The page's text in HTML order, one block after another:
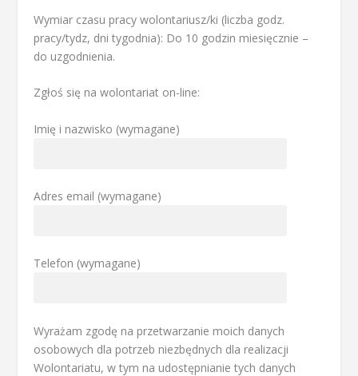
Wymiar czasu pracy wolontariusz/ki (liczba godz.
pracy/tydz, dni tygodnia): Do 10 godzin miesięcznie –
do uzgodnienia.
Zgłoś się na wolontariat on-line:
Imię i nazwisko (wymagane)
Adres email (wymagane)
Telefon (wymagane)
Wyrażam zgodę na przetwarzanie moich danych
osobowych dla potrzeb niezbędnych dla realizacji
Wolontariatu, w tym na udostępnianie tych danych